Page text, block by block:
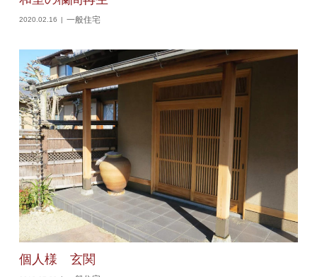
2020.02.16 一般住宅
個人様 玄関